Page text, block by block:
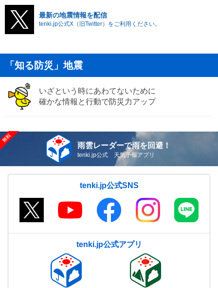
最新の地震情報を配信
tenki.jp公式X（旧Twitter）をご利用ください。
「知る防災」地震
いざという時にあわてないために
確かな情報と行動で防災力アップ
雨雲レーダーで雨を回避！
tenki.jp公式 天気予報アプリ
tenki.jp公式SNS
tenki.jp公式アプリ